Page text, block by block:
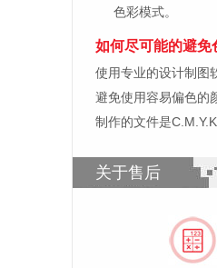
色彩模式。
如何尽可能的避免
使用专业的设计制图
避免使用容易偏色的
制作的文件是
关于售后